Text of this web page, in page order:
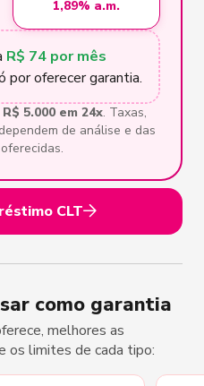
CLT
1,89% a.m.
R$ 74 por mês
por oferecer garantia.
R$ 5.000 em 24x. Taxas,
de análise e das
como garantia
melhores as
os limites de cada tipo: